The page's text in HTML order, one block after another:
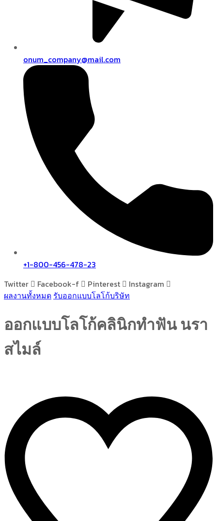
onum_company@mail.com
+1-800-456-478-23
Twitter
Facebook-f Pinterest
Instagram
ผลงานทั้งหมด รับออกแบบโลโก้บริษัท
ออกแบบโลโก้คลินิกทำฟัน นรา
สไมล์